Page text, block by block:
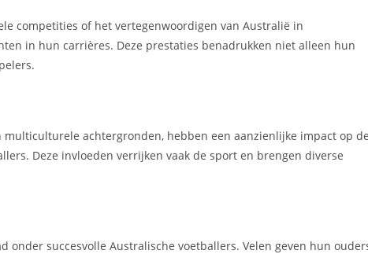
competities of het vertegenwoordigen van Australië in
in hun carrières. Deze prestaties benadrukken niet alleen hun
achtergronden, hebben een aanzienlijke impact op
Deze invloeden verrijken vaak de sport en brengen diverse
onder succesvolle Australische voetballers. Velen geven hun